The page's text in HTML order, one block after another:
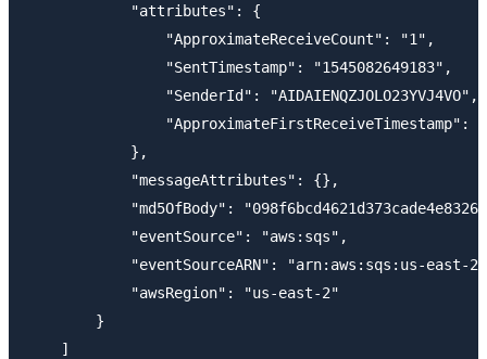
            "attributes": {
                "ApproximateReceiveCount": "1",
                "SentTimestamp": "1545082649183",
                "SenderId": "AIDAIENQZJOLO23YVJ4VO",
"ApproximateFirstReceiveTimestamp":
            },
            "messageAttributes": {},
"md5OfBody":
            "eventSource": "aws:sqs",
"eventSourceARN": "arn:aws:sqs:us-east-
            "awsRegion": "us-east-2"
        }
    ]